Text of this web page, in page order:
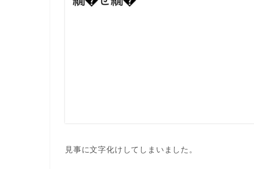
見事に文字化けしてしまいました。